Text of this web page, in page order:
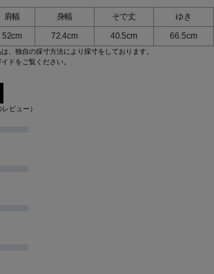
肩幅 身幅 そで丈
ゆき
52cm 72.4cm 40.5cm 66.5cm
、独自の採寸方法により採寸をしております。
ドをご覧ください。
レビュー）